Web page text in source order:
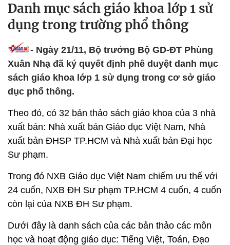
Danh mục sách giáo khoa lớp 1 sử
dụng trong trường phổ thông
- Ngày 21/11, Bộ trưởng Bộ GD-ĐT Phùng
Xuân Nhạ đã ký quyết định phê duyệt danh mục
sách giáo khoa lớp 1 sử dụng trong cơ sở giáo
dục phổ thông.
Theo đó, có 32 bản thảo sách giáo khoa của 3 nhà
xuất bản: Nhà xuất bản Giáo dục Việt Nam, Nhà
xuất bản ĐHSP TP.HCM và Nhà xuất bản Đại học
Sư phạm.
Trong đó NXB Giáo dục Việt Nam chiếm ưu thế với
24 cuốn, NXB ĐH Sư phạm TP.HCM 4 cuốn, 4 cuốn
còn lại của NXB ĐH Sư phạm.
Dưới đây là danh sách của các bản thảo các môn
học và hoạt động giáo dục: Tiếng Việt, Toán, Đạo